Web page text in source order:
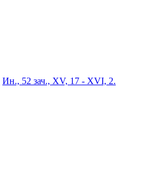
Ин., 52 зач., XV, 17 - XVI, 2.